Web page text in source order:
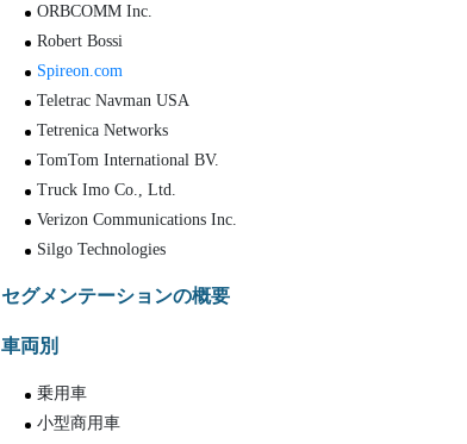
ORBCOMM Inc.
Robert Bossi
Spireon.com
Teletrac Navman USA
Tetrenica Networks
TomTom International BV.
Truck Imo Co., Ltd.
Verizon Communications Inc.
Silgo Technologies
セグメンテーションの概要
車両別
乗用車
小型商用車